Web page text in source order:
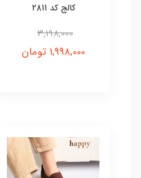
کالج کد 2811
3,198,000
1,998,000 تومان